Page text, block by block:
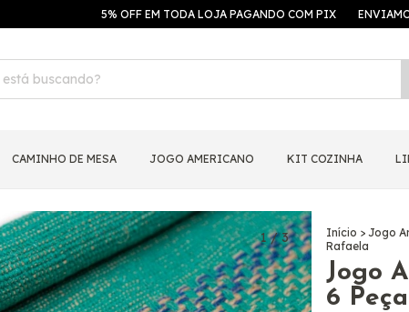
5% OFF EM TODA LOJA PAGANDO COM PIX ENVIAMOS PARA
CAMINHO DE MESA JOGO AMERICANO KIT COZINHA
1/3 Início > Jogo
Rafaela
Jogo
6